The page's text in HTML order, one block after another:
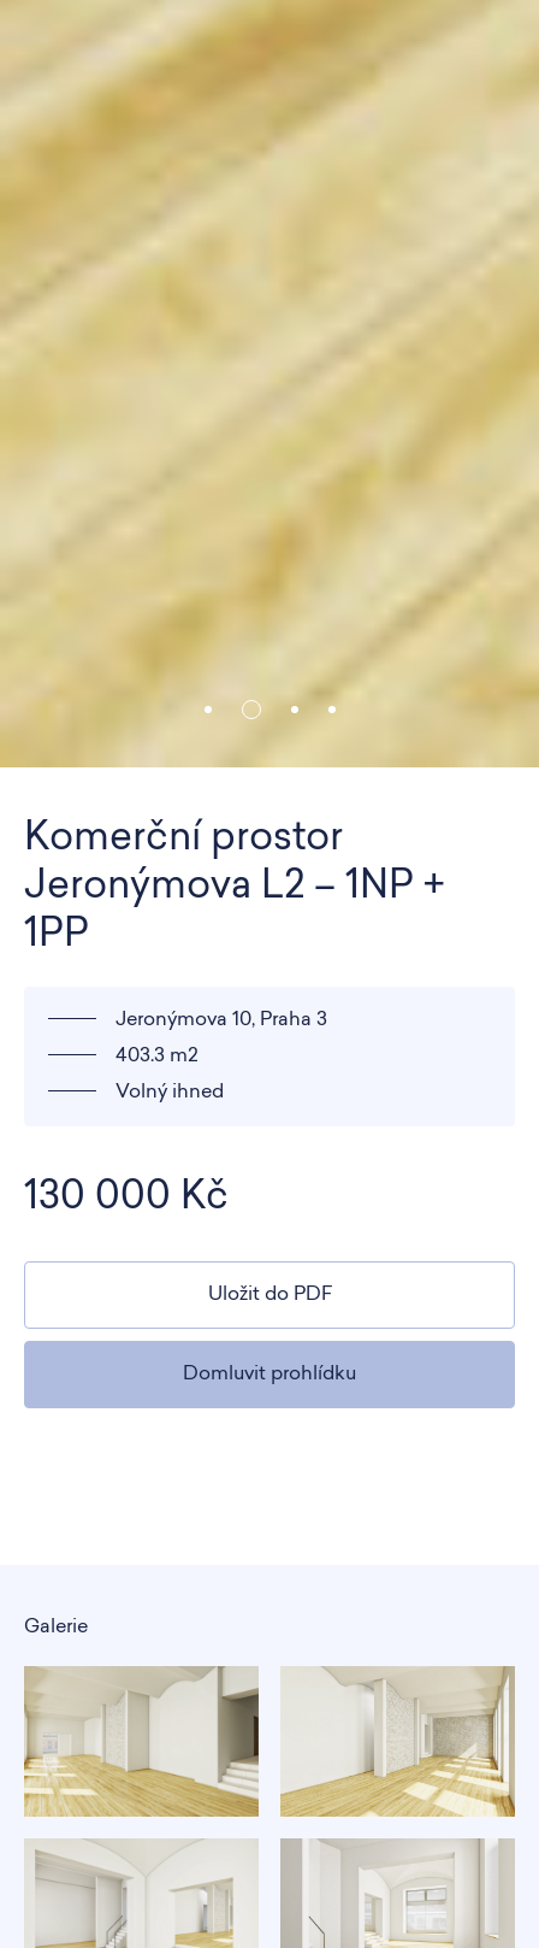
Komerční prostor
Jeronýmova L2 – 1NP +
1PP
Jeronýmova 10, Praha 3
403.3 m2
Volný ihned
130 000 Kč
Uložit do PDF
Domluvit prohlídku
Galerie